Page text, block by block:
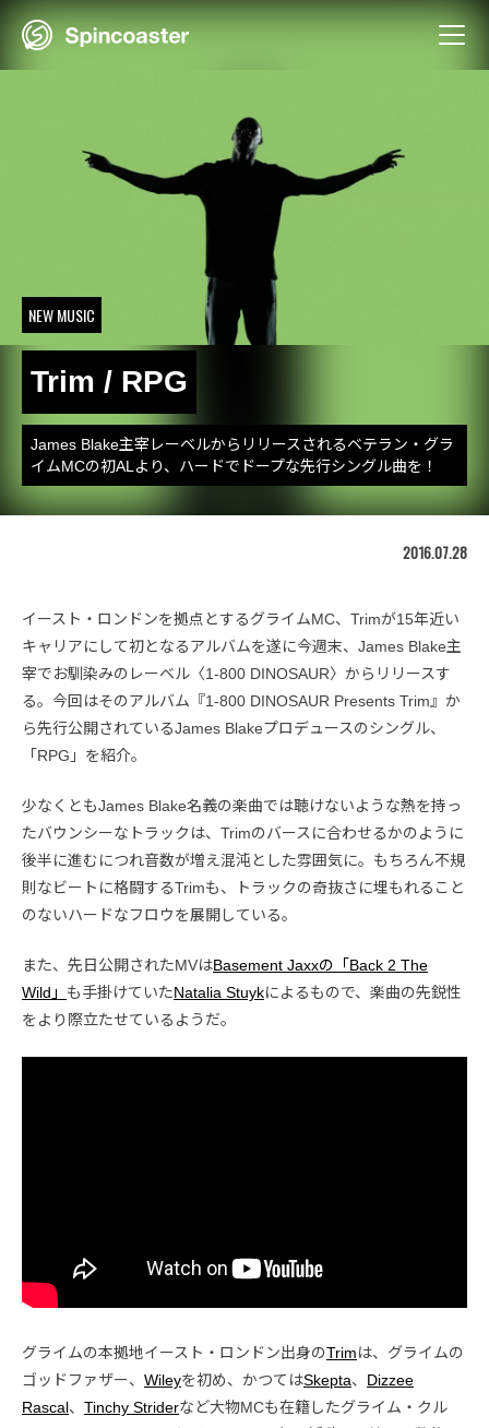
Skip
NEW MUSIC
Trim / RPG
James Blake主宰レーベルからリリースされるベテラン・グラ
イムMCの初ALより、ハードでドープな先行シングル曲を！
2016.07.28
イースト・ロンドンを拠点とするグライムMC、Trimが15年近い
キャリアにして初となるアルバムを遂に今週末、James Blake主
宰でお馴染みのレーベル〈1-800 DINOSAUR〉からリリースす
る。今回はそのアルバム『1-800 DINOSAUR Presents Trim』か
ら先行公開されているJames Blakeプロデュースのシングル、
「RPG」を紹介。
少なくともJames Blake名義の楽曲では聴けないような熱を持っ
たバウンシーなトラックは、Trimのバースに合わせるかのように
後半に進むにつれ音数が増え混沌とした雰囲気に。もちろん不規
則なビートに格闘するTrimも、トラックの奇抜さに埋もれること
のないハードなフロウを展開している。
また、先日公開されたMVはBasement Jaxxの「Back 2 The
Wild」 も手掛けていたNatalia Stuykによるもので、楽曲の先鋭性
をより際立たせているようだ。
グライムの本拠地イースト・ロンドン出身のTrimは、グライムの
ゴッドファザー、 Wileyを初め、かつてはSkepta、 Dizzee
Rascal、 Tinchy Striderなど大物MCも在籍したグライム・クル